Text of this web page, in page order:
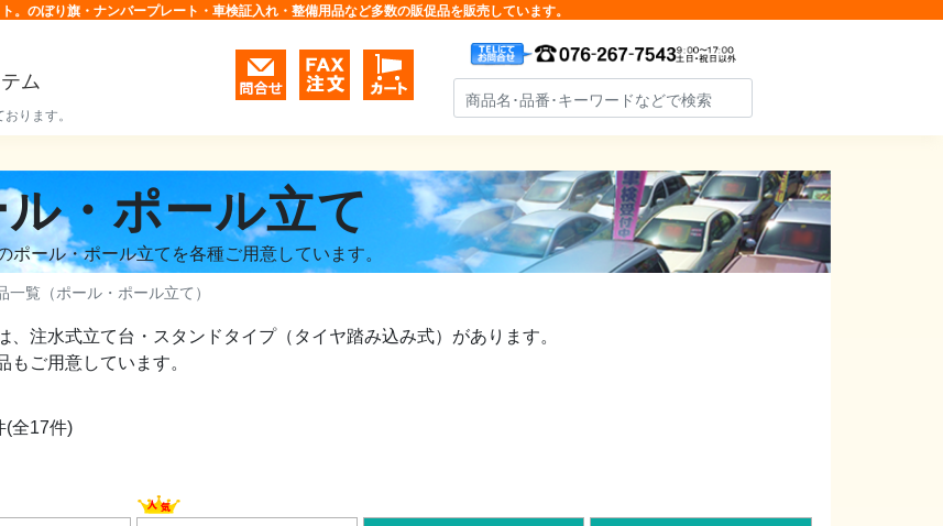
。のぼり旗・ナンバープレート・車検証入れ・整備用品など多数の販促品を販売しています。
ム
ります。
・ポール立て
ポール・ポール立てを各種ご用意しています。
一覧（ポール・ポール立て）
、注水式立て台・スタンドタイプ（タイヤ踏み込み式）があります。
もご用意しています。
(全17件)